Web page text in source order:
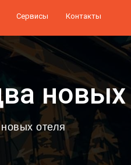
Cервисы Контакты
новых
отеля